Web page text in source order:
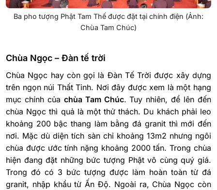
Ba pho tượng Phật Tam Thế được đặt tại chính điện (Ảnh:
Chùa Tam Chúc)
Chùa Ngọc – Đàn tế trời
Chùa Ngọc hay còn gọi là Đàn Tế Trời được xây dựng
trên ngọn núi Thất Tinh. Nơi đây được xem là một hạng
mục chính của chùa Tam Chúc. Tuy nhiên, để lên đến
chùa Ngọc thì quả là một thử thách. Du khách phải leo
khoảng 200 bậc thang làm bằng đá granit thì mới đến
nơi. Mặc dù diện tích sàn chỉ khoảng 13m2 nhưng ngôi
chùa được ước tính nặng khoảng 2000 tấn. Trong chùa
hiện đang đặt những bức tượng Phật vô cùng quý giá.
Trong đó có 3 bức tượng được làm hoàn toàn từ đá
granit, nhập khẩu từ Ấn Độ. Ngoài ra, Chùa Ngọc còn